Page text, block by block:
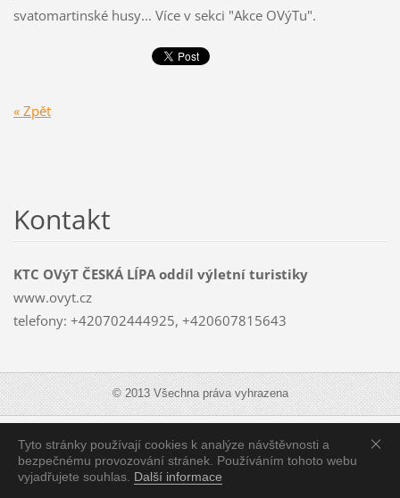
svatomartinské husy... Více v sekci "Akce OVýTu".
« Zpět
Tyto stránky používají cookies k analýze návštěvnosti a
bezpečnému provozování stránek. Používáním tohoto webu
vyjadřujete souhlas. Další informace
Kontakt
KTC OVýT ČESKÁ LÍPA oddíl výletní turistiky
www.ovyt.cz
telefony: +420702444925, +420607815643
© 2013 Všechna práva vyhrazena
Zobrazit:Mobilní verzi|Standardní verzi